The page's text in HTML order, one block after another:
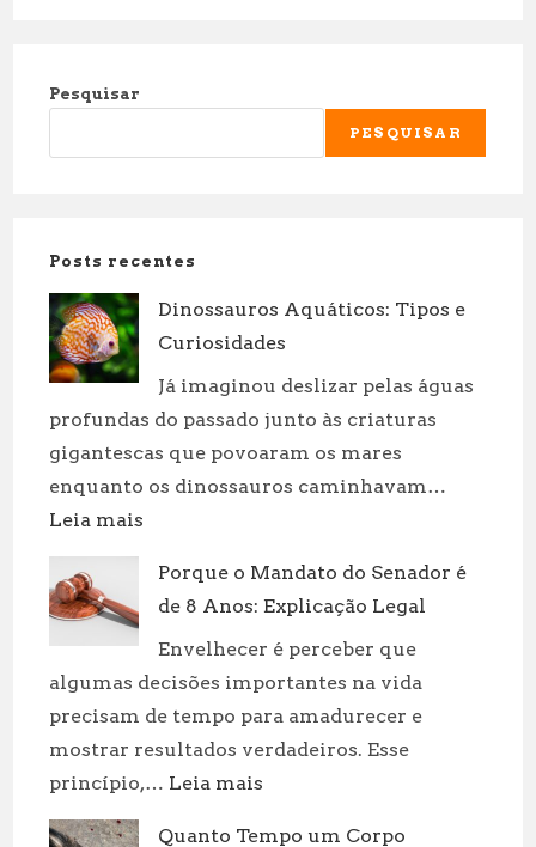
Pesquisar
PESQUISAR
Posts recentes
Dinossauros Aquáticos: Tipos e
Curiosidades
Já imaginou deslizar pelas águas
profundas do passado junto às criaturas
gigantescas que povoaram os mares
enquanto os dinossauros caminhavam…
Leia mais
Aquáticos:
Tipos
Porque o Mandato do Senador é
de 8 Anos: Explicação Legal
Envelhecer é perceber que
algumas decisões importantes na vida
precisam de tempo para amadurecer e
mostrar resultados verdadeiros. Esse
princípio,… Leia mais
o
Quanto Tempo um Corpo